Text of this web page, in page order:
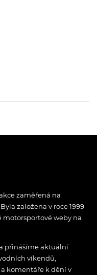
zaměřená na
založena v roce 1999
motorsportové weby na
přinášíme aktuální
víkendů,
komentáře k dění v